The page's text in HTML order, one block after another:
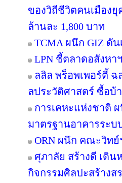
ของวิถีชีวิตคนเมืองยุ
ล้านละ 1,800 บาท
TCMA ผนึก GIZ ดัน
LPN ชี้ตลาดอสังห
ลลิล พร็อพเพอร์ตี้ ฉ
ลประวัติศาสตร์ ซื้อบ้
การเคหะแห่งชาติ
มาตรฐานอาคารระบบ
ORN ผนึก คณะวิทย์
ศุภาลัย สร้างดี เดิน
กิจกรรมศิลปะสร้างส